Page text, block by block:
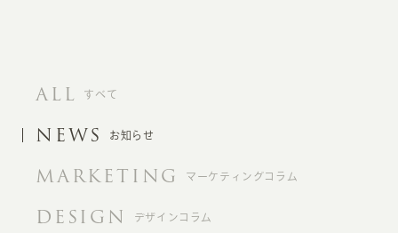
ALL すべて
NEWS お知らせ
MARKETING マーケティングコラム
DESIGN デザインコラム